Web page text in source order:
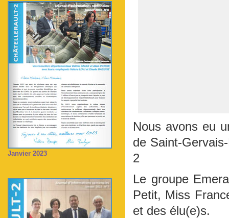
Janvier 2023
Nous avons eu
de Saint-
2
Le groupe
Petit, Miss
et des élu(e)s.